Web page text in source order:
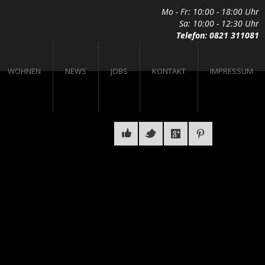
Mo - Fr: 10:00 - 18:00 Uhr
Sa: 10:00 - 12:30 Uhr
Telefon: 0821 311081
WOHNEN NEWS JOBS KONTAKT IMPRESSUM